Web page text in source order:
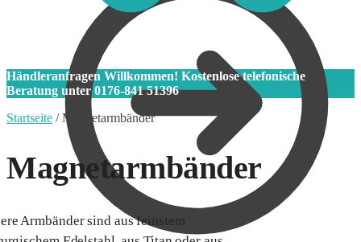
Händleranfragen Willkommen! Kostenlose telefonische
Beratung unter 0176-841 51396
Startseite /Magnetarmbänder
Magnetarmbänder
Armbänder sind aus feinstem